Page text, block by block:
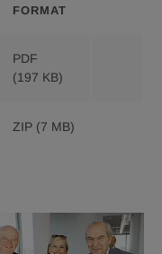
FORMAT
PDF
(197 KB)
197
KB
ZIP (7 MB)